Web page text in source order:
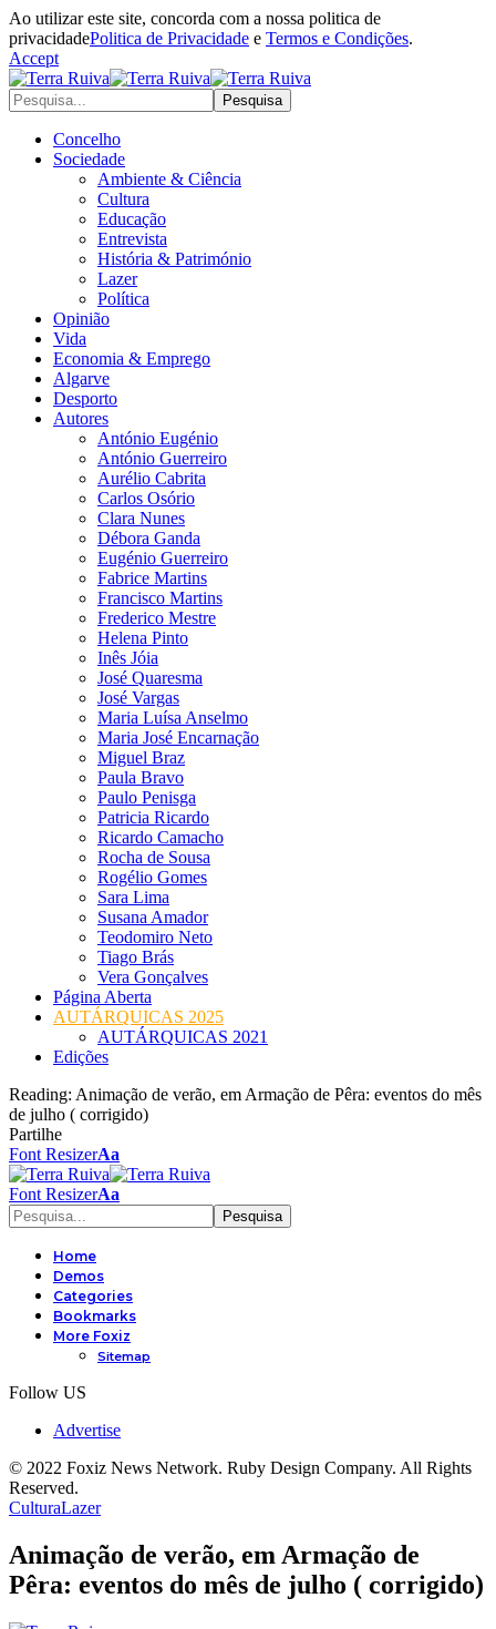
Ao utilizar este site, concorda com a nossa politica de
privacidadePolitica de Privacidade e Termos e Condições.
Accept
Concelho
Sociedade
Ambiente & Ciência
Cultura
Educação
Entrevista
História & Património
Lazer
Política
Opinião
Vida
Economia & Emprego
Algarve
Desporto
Autores
António Eugénio
António Guerreiro
Aurélio Cabrita
Carlos Osório
Clara Nunes
Débora Ganda
Eugénio Guerreiro
Fabrice Martins
Francisco Martins
Frederico Mestre
Helena Pinto
Inês Jóia
José Quaresma
José Vargas
Maria Luísa Anselmo
Maria José Encarnação
Miguel Braz
Paula Bravo
Paulo Penisga
Patricia Ricardo
Ricardo Camacho
Rocha de Sousa
Rogélio Gomes
Sara Lima
Susana Amador
Teodomiro Neto
Tiago Brás
Vera Gonçalves
Página Aberta
AUTÁRQUICAS 2025
AUTÁRQUICAS 2021
Edições
Reading: Animação de verão, em Armação de Pêra: eventos do mês
de julho ( corrigido)
Partilhe
Font ResizerAa
Font ResizerAa
Home
Demos
Categories
Bookmarks
More Foxiz
Sitemap
Follow US
Advertise
© 2022 Foxiz News Network. Ruby Design Company. All Rights
Reserved.
CulturaLazer
Animação de verão, em Armação de
Pêra: eventos do mês de julho ( corrigido)